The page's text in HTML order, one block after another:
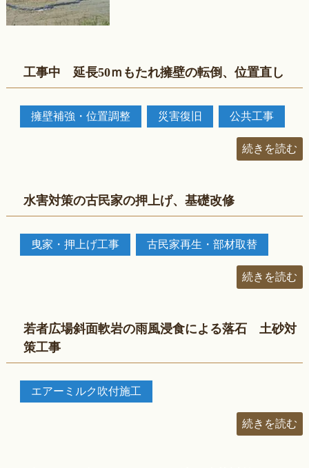
工事中 延長50ｍもたれ擁壁の転倒、位置直し
擁壁補強・位置調整 災害復旧 公共工事
続きを読む
水害対策の古民家の押上げ、基礎改修
曳家・押上げ工事 古民家再生・部材取替
続きを読む
若者広場斜面軟岩の雨風浸食による落石 土砂対
策工事
エアーミルク吹付施工
続きを読む